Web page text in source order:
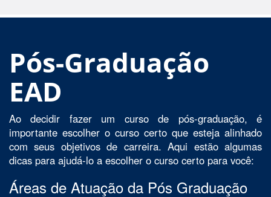
Pós-Graduação
EAD
Ao decidir fazer um curso de pós-graduação, é
importante escolher o curso certo que esteja alinhado
com seus objetivos de carreira. Aqui estão algumas
dicas para ajudá-lo a escolher o curso certo para você:
Áreas de Atuação da Pós Graduação